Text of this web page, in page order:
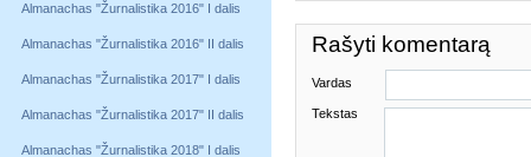
Almanachas "Žurnalistika 2016" I dalis
Almanachas "Žurnalistika 2016" II dalis
Almanachas "Žurnalistika 2017" I dalis
Almanachas "Žurnalistika 2017" II dalis
Almanachas "Žurnalistika 2018" I dalis
Rašyti komentarą
Vardas
Tekstas